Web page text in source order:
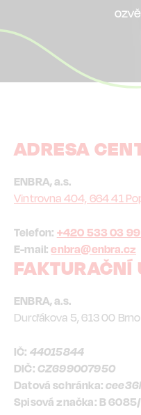
ADRESA
ENBRA, a.s.
Vintrovna 404, 664 41
Telefon: +420 533 03
E-mail:enbra@enbra.cz
FAKTURAČNÍ
ENBRA, a.s.
Durďákova 5, 613 00 Brno
IČ: 44015844
DIČ: CZ699007950
Datová schránka:
Spisová značka: B